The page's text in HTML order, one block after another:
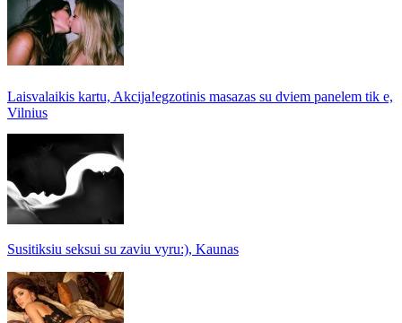
Laisvalaikis kartu, Akcija!egzotinis masazas su dviem panelem tik e,
Vilnius
Susitiksiu seksui su zaviu vyru:), Kaunas